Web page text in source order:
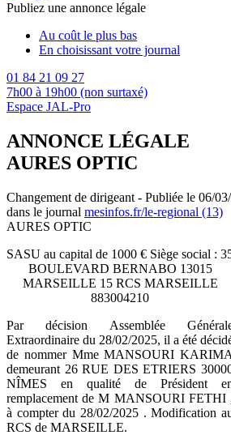
Publiez une annonce légale
Au coût le plus bas
En choisissant votre journal
01 84 21 09 27
7h00 à 19h00 (non surtaxé)
Espace JAL-Pro
ANNONCE LÉGALE
AURES OPTIC
Changement de dirigeant - Publiée le 06/
dans le journal mesinfos.fr/le-regional (13)
AURES OPTIC
SASU au capital de 1000 € Siège social :
BOULEVARD BERNABO 13015
MARSEILLE 15 RCS MARSEILLE
883004210
Par décision Assemblée
Extraordinaire du 28/02/2025, il a été
de nommer Mme MANSOURI KARIMA
demeurant 26 RUE DES ETRIERS
NÎMES en qualité de Président
remplacement de M MANSOURI FETHI
à compter du 28/02/2025 . Modification
RCS de MARSEILLE.